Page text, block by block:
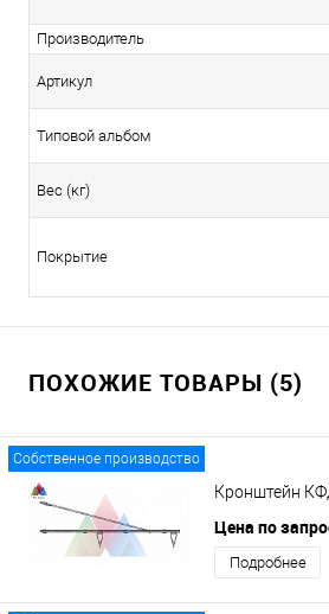
Производитель
Артикул
Типовой альбом
Вес (кг)
Покрытие
ПОХОЖИЕ ТОВАРЫ (5)
Собственное производство
Кронштейн
Цена по
Подробнее